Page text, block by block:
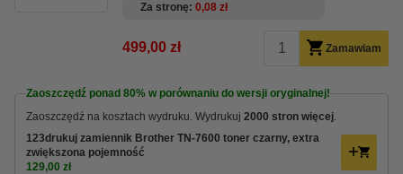
Za stronę 0,08 zł
499,00 zł Zamawiam
Zaoszczędź ponad 80% w porównaniu do wersji oryginalnej!
Zaoszczędź na kosztach wydruku. Wydrukuj 2000 stron więcej.
123drukuj zamiennik Brother TN-7600 toner czarny, extra
zwiększona pojemność
129,00 zł